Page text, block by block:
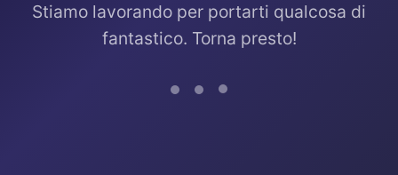
Stiamo lavorando per portarti qualcosa di
fantastico. Torna presto!